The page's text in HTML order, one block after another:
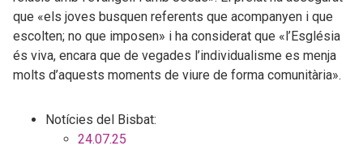
que «els joves busquen referents que acompanyen i que
escolten; no que imposen» i ha considerat que «l’Església
és viva, encara que de vegades l’individualisme es menja
molts d’aquests moments de viure de forma comunitària».
Notícies del Bisbat:
24.07.25